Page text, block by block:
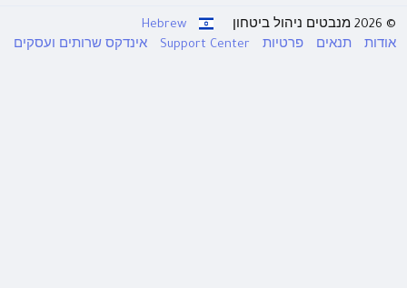
© 2026 מנבטים ניהול ביטחון
Hebrew
אודות
תנאים פרטיות Support Center אינדקס שרותים ועסקים